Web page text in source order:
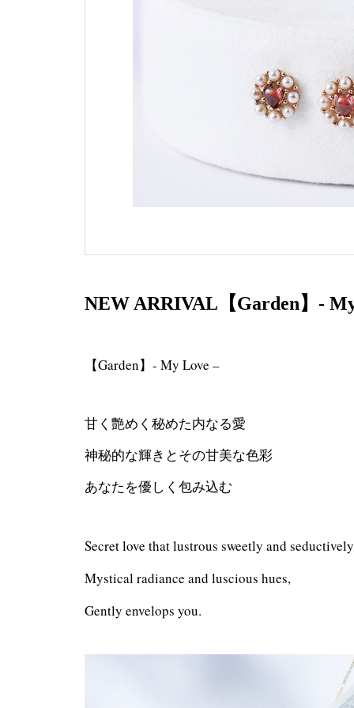
NEW ARRIVAL【Garden】-
【Garden】- My Love –
甘く艶めく秘めた内なる愛
神秘的な輝きとその甘美な色彩
あなたを優しく包み込む
Secret love that lustrous sweetly and
Mystical radiance and luscious hues,
Gently envelops you.